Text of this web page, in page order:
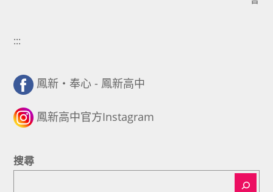
:::
鳳新・奉心 - 鳳新高中
鳳新高中官方Instagram
搜尋